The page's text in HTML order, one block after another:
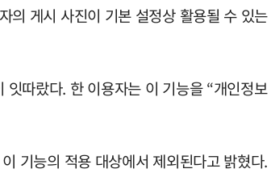
게시 사진이 기본 설정상 활용될 수 있
따랐다. 한 이용자는 이 기능을 “개인정
기능의 적용 대상에서 제외된다고 밝혔